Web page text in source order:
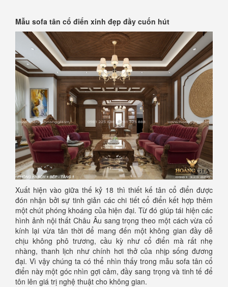
Mẫu sofa tân cổ điển xinh đẹp đầy cuốn hút
Xuất hiện vào giữa thế kỷ 18 thì thiết kế tân cổ điển được
đón nhận bởi sự tinh giản các chi tiết cổ điển kết hợp thêm
một chút phóng khoáng của hiện đại. Từ đó giúp tái hiện các
hình ảnh nội thất Châu Âu sang trọng theo một cách vừa cổ
kính lại vừa tân thời để mang đến một không gian đầy dễ
chịu không phô trương, cầu kỳ như cổ điển mà rất nhẹ
nhàng, thanh lịch như chính hơi thở của nhịp sống đương
đại. Vì vậy chúng ta có thể nhìn thấy trong mẫu sofa tân cổ
điển này một góc nhìn gợi cảm, đầy sang trọng và tinh tế để
tôn lên giá trị nghệ thuật cho không gian.